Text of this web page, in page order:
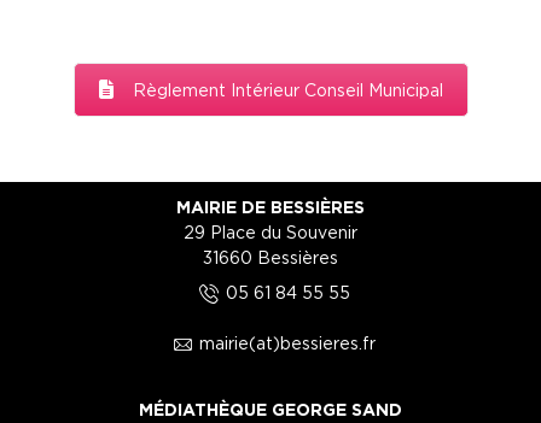
Règlement Intérieur Conseil Municipal
MAIRIE DE BESSIÈRES
29 Place du Souvenir
31660 Bessières
5 05 61 84 55 55
1 mairie(at)bessieres.fr
MÉDIATHÈQUE GEORGE SAND